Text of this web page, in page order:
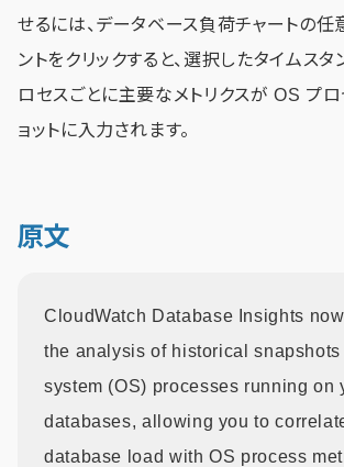
せるには、データベース負荷チャートの任
ントをクリックすると、選択したタイムス
ロセスごとに主要なメトリクスが OS プ
ョットに入力されます。
原文
CloudWatch Database Insights
the analysis of historical
system (OS) processes running on
databases, allowing you to
database load with OS process